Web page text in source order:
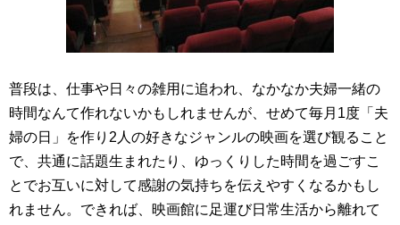
普段は、仕事や日々の雑用に追われ、なかなか夫婦一緒の
時間なんて作れないかもしれませんが、せめて毎月1度「夫
婦の日」を作り2人の好きなジャンルの映画を選び観ること
で、共通に話題生まれたり、ゆっくりした時間を過ごすこ
とでお互いに対して感謝の気持ちを伝えやすくなるかもし
れません。できれば、映画館に足運び日常生活から離れて